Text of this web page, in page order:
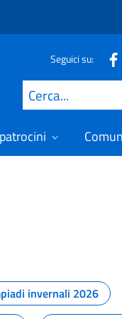
Seguici su:
Cerca
invernali 2026